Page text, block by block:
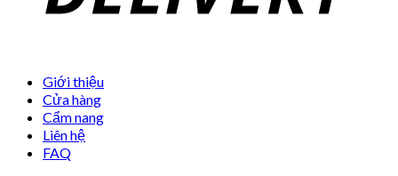
Giới thiệu
Cửa hàng
Cẩm nang
Liên hệ
FAQ